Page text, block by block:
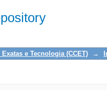
e Tecnologia (CCET) →